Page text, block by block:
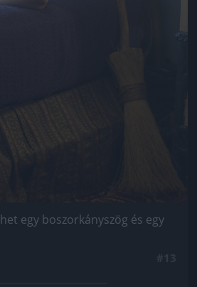
egy boszorkányszög és egy